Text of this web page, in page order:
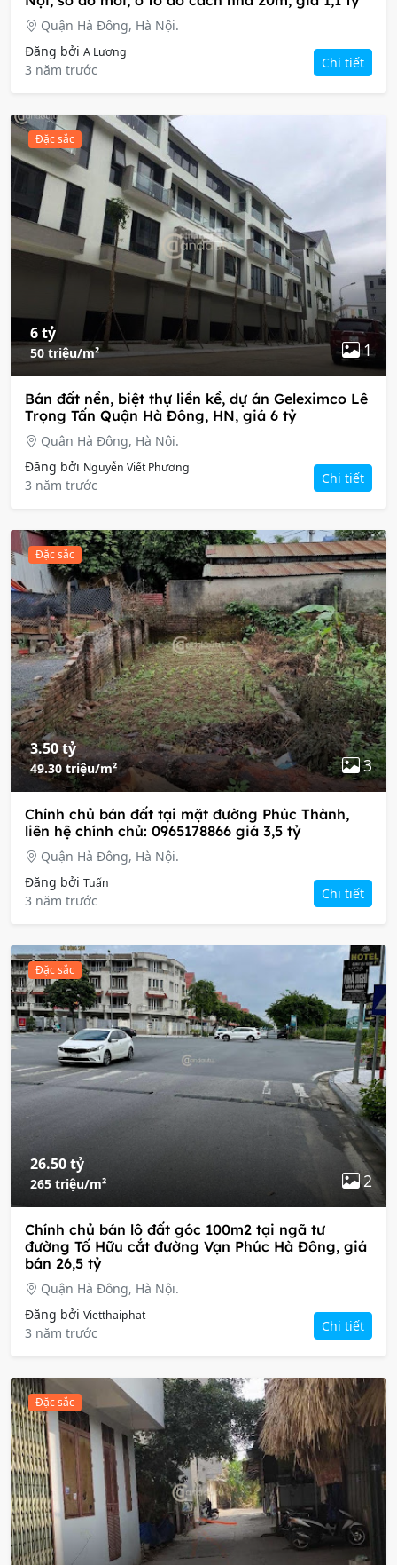
Quận Hà Đông, Hà Nội.
Đăng bởi A Lương
3 năm trước Chi tiết
Đặc sắc
6 tỷ
50 triệu/m² 1
Bán đất nền, biệt thự liền kề, dự án Geleximco Lê
Trọng Tấn Quận Hà Đông, HN, giá 6 tỷ
Quận Hà Đông, Hà Nội.
Đăng bởi Nguyễn Viết Phương
3 năm trước Chi tiết
Đặc sắc
3.50 tỷ
49.30 triệu/m² 3
Chính chủ bán đất tại mặt đường Phúc Thành,
liên hệ chính chủ: 0965178866 giá 3,5 tỷ
Quận Hà Đông, Hà Nội.
Đăng bởi Tuấn
3 năm trước Chi tiết
Đặc sắc
26.50 tỷ
265 triệu/m² 2
Chính chủ bán lô đất góc 100m2 tại ngã tư
đường Tố Hữu cắt đường Vạn Phúc Hà Đông, giá
bán 26,5 tỷ
Quận Hà Đông, Hà Nội.
Đăng bởi Vietthaiphat
3 năm trước Chi tiết
Đặc sắc